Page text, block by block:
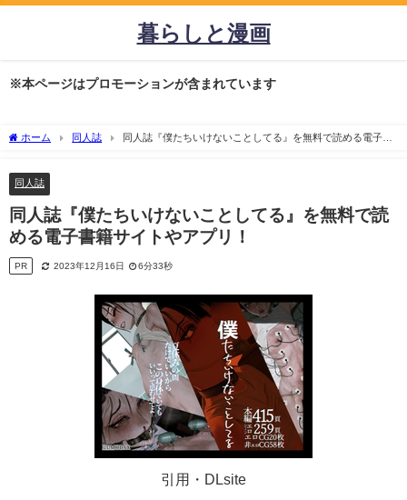
暮らしと漫画
※本ページはプロモーションが含まれています
ホーム 同人誌
同人誌『僕たちいけないことしてる』を無料で読める電子書
同人誌
同人誌『僕たちいけないことしてる』を無料で読
める電子書籍サイトやアプリ！
PR 2023年12月16日 6分33秒
引用・DLsite